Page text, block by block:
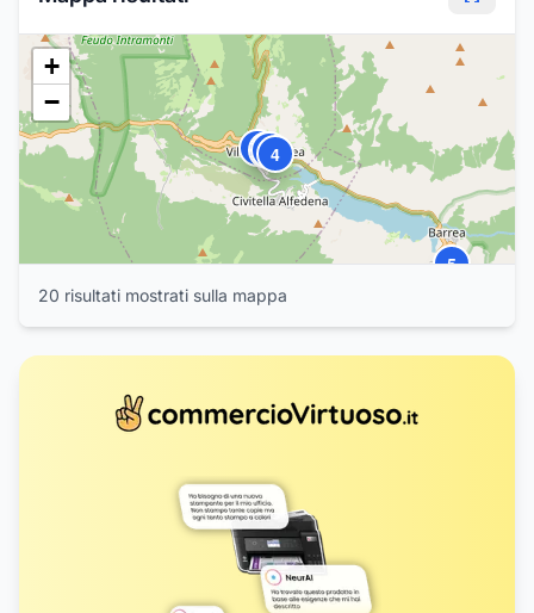
12
3 4
5
+
−
20 risultati mostrati sulla mappa